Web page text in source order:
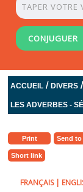
CONJUGUER
ACCUEIL /DIVERS
LES ADVERBES -
Print Send
Short link
FRANÇAIS|